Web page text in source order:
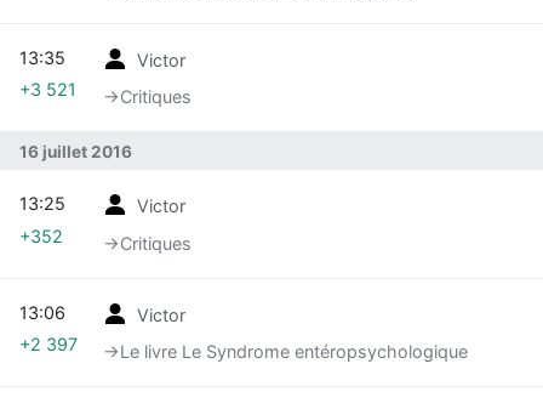
Victor
→‎Critiques
13:35
+3 521
16 juillet 2016
Victor
→‎Critiques
13:25
+352
Victor
→‎Le livre Le Syndrome entéropsychologique
13:06
+2 397